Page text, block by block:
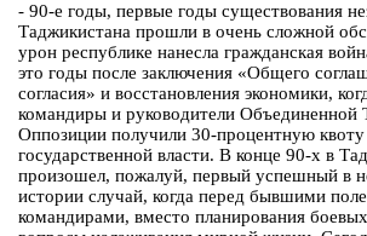
- 90-е годы, первые годы существования
Таджикистана прошли в очень сложной
урон республике нанесла гражданская
это годы после заключения «Общего
согласия» и восстановления экономики,
командиры и руководители Объединенной
Оппозиции получили 30-процентную квоту
государственной власти. В конце 90-х в
произошел, пожалуй, первый успешный в
истории случай, когда перед бывшими
командирами, вместо планирования